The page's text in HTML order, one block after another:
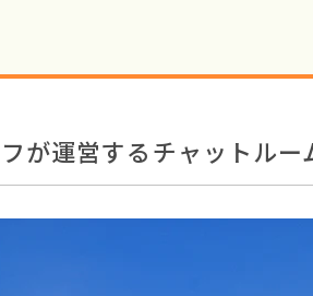
が運営するチャットルー